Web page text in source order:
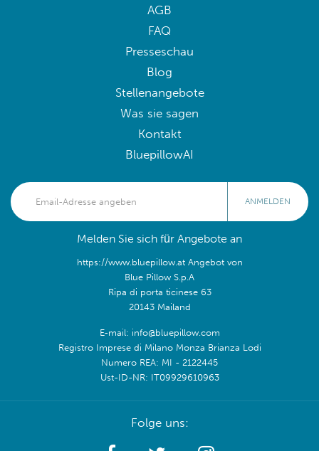
AGB
FAQ
Presseschau
Blog
Stellenangebote
Was sie sagen
Kontakt
BluepillowAI
ANMELDEN
Melden Sie sich für Angebote an
https://www.bluepillow.at Angebot von
Blue Pillow S.p.A
Ripa di porta ticinese 63
20143 Mailand
E-mail: info@bluepillow.com
Registro Imprese di Milano Monza Brianza Lodi
Numero REA: MI - 2122445
Ust-ID-NR: IT09929610963
Folge uns: